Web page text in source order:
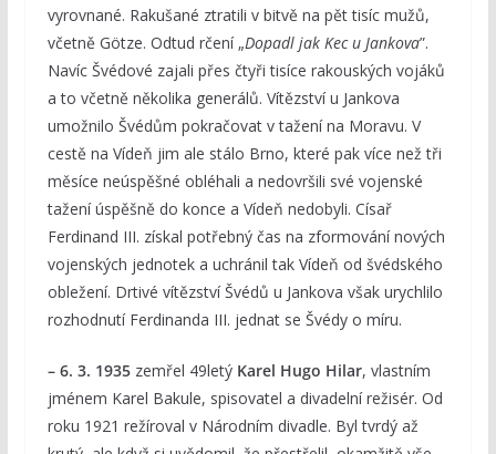
vyrovnané. Rakušané ztratili v bitvě na pět tisíc mužů,
včetně Götze. Odtud rčení „Dopadl jak Kec u Jankova”.
Navíc Švédové zajali přes čtyři tisíce rakouských vojáků
a to včetně několika generálů. Vítězství u Jankova
umožnilo Švédům pokračovat v tažení na Moravu. V
cestě na Vídeň jim ale stálo Brno, které pak více než tři
měsíce neúspěšné obléhali a nedovršili své vojenské
tažení úspěšně do konce a Vídeň nedobyli. Císař
Ferdinand III. získal potřebný čas na zformování nových
vojenských jednotek a uchránil tak Vídeň od švédského
obležení. Drtivé vítězství Švédů u Jankova však urychlilo
rozhodnutí Ferdinanda III. jednat se Švédy o míru.
– 6. 3. 1935zemřel 49letý Karel Hugo Hilar, vlastním
jménem Karel Bakule, spisovatel a divadelní režisér. Od
roku 1921 režíroval v Národním divadle. Byl tvrdý až